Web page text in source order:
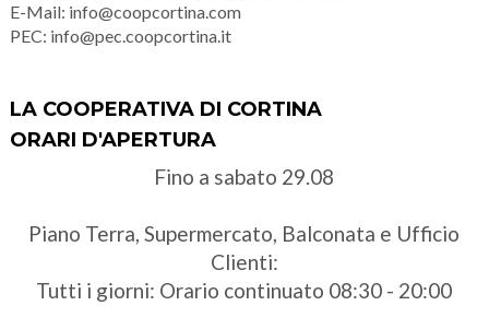
E-Mail: info@coopcortina.com
PEC: info@pec.coopcortina.it
LA COOPERATIVA DI CORTINA
ORARI D'APERTURA
Fino a sabato 29.08
Piano Terra, Supermercato, Balconata e Ufficio
Clienti:
Tutti i giorni: Orario continuato 08:30 - 20:00